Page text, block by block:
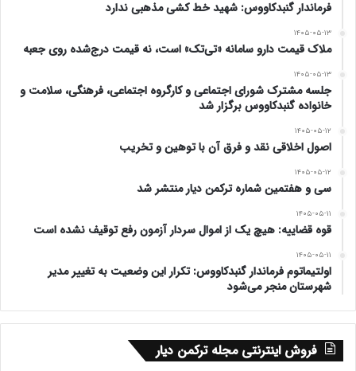
فرماندار گنبدکاووس: شهید خط کشی مذهبی ندارد
۱۴۰۵-۰۵-۱۳
ملاک قیمت دارو سامانه «تی‌تک» است، نه قیمت درج‌شده روی جعبه
۱۴۰۵-۰۵-۱۳
جلسه مشترک شورای اجتماعی و کارگروه اجتماعی، فرهنگی، سلامت و
خانواده گنبدکاووس برگزار شد
۱۴۰۵-۰۵-۱۲
اصول اخلاقی نقد و فرق آن با توهین و تخریب
۱۴۰۵-۰۵-۱۲
سی و هفتمین شماره ترکمن دیار منتشر شد
۱۴۰۵-۰۵-۱۱
قوه قضاییه: هیچ یک از اموال سردار آزمون رفع توقیف نشده است
۱۴۰۵-۰۵-۱۱
اولتیماتوم فرماندار گنبدکاووس: تکرار این وضعیت به تغییر مدیر
شهرستان منجر می‌شود
فروش اینترنتی مجله ترکمن دیار